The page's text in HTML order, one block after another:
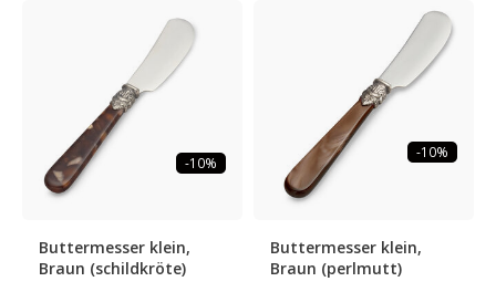
-10%
Buttermesser klein,
Braun (schildkröte)
-10%
Buttermesser klein,
Braun (perlmutt)